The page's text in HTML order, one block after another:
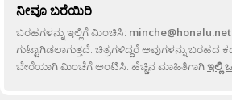
ನೀವೂ ಬರೆಯಿರಿ
ಬರಹಗಳನ್ನು ಇಲ್ಲಿಗೆ ಮಿಂಚಿಸಿ: minche@honalu.net
ಗುಟ್ಟಾಗಿಡಲಾಗುತ್ತದೆ. ಚಿತ್ರಗಳಿದ್ದರೆ ಅವುಗಳನ್ನು
ಬೇರೆಯಾಗಿ ಮಿಂಚೆಗೆ ಅಂಟಿಸಿ. ಹೆಚ್ಚಿನ ಮಾಹಿತಿಗಾಗಿಇಲ್ಲಿ